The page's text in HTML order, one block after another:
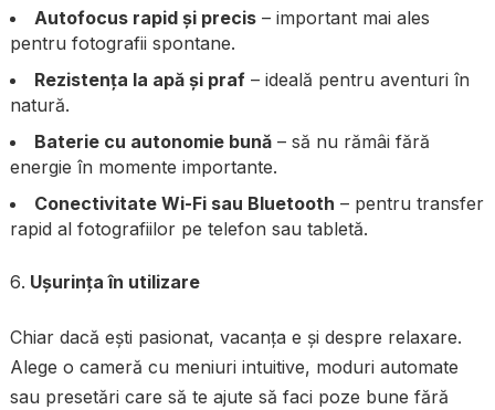
Autofocus rapid și precis– important mai ales
pentru fotografii spontane.
Rezistența la apă și praf– ideală pentru aventuri în
natură.
Baterie cu autonomie bună– să nu rămâi fără
energie în momente importante.
Conectivitate Wi-Fi sau Bluetooth – pentru transfer
rapid al fotografiilor pe telefon sau tabletă.
Ușurința în utilizare
Chiar dacă ești pasionat, vacanța e și despre relaxare.
Alege o cameră cu meniuri intuitive, moduri automate
sau presetări care să te ajute să faci poze bune fără